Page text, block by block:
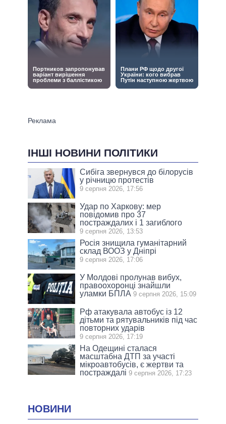
ІНШІ НОВИНИ ПОЛІТИКИ
Сибіга звернувся до білорусів
у річницю протестів
9 серпня 2026, 17:56
Удар по Харкову: мер
повідомив про 37
постраждалих і 1 загиблого
9 серпня 2026, 13:53
Росія знищила гуманітарний
склад ВООЗ у Дніпрі
9 серпня 2026, 17:06
У Молдові пролунав вибух,
правоохоронці знайшли
уламки БПЛА 9 серпня 2026, 15:09
Рф атакувала автобус із 12
дітьми та рятувальників під час
повторних ударів
9 серпня 2026, 17:19
На Одещині сталася
масштабна ДТП за участі
мікроавтобусів, є жертви та
постраждалі 9 серпня 2026, 17:23
НОВИНИ